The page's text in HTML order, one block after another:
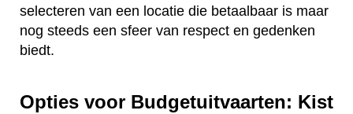
selecteren van een locatie die betaalbaar is maar
nog steeds een sfeer van respect en gedenken
biedt.
Opties voor Budgetuitvaarten: Kist